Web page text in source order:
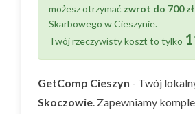
możesz otrzymać zwrot do 700 zł
Skarbowego w Cieszynie.
Twój rzeczywisty koszt to tylko
GetComp Cieszyn - Twój
Skoczowie. Zapewniamy